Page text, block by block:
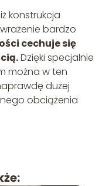
konstrukcja
bardzo
cechuje się
Dzięki specjalnie
można w ten
dużej
obciążenia